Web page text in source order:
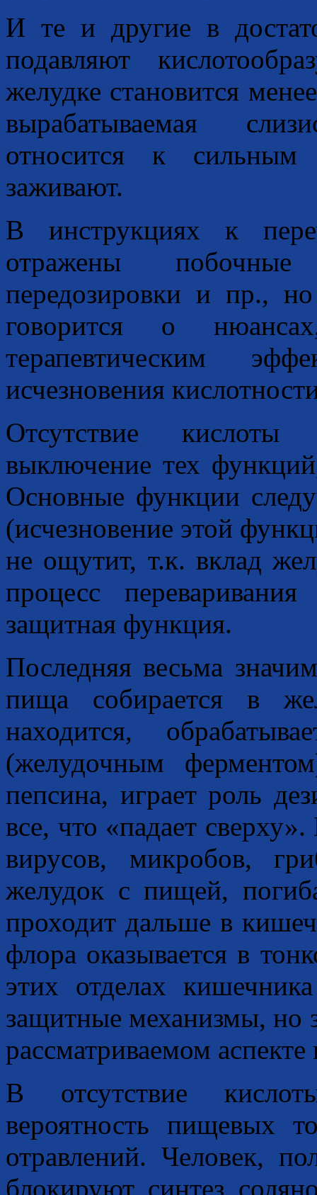
И те и другие в
подавляют
желудке становится
вырабатываемая
относится к сильным
заживают.
В инструкциях к
отражены побочные
передозировки и пр.,
говорится о
терапевтическим
исчезновения
Отсутствие
выключение тех
Основные функции
(исчезновение этой
не ощутит, т.к. вклад
процесс
защитная функция.
Последняя весьма
пища собирается в
находится,
(желудочным
пепсина, играет роль
все, что «падает
вирусов, микробов,
желудок с пищей,
проходит дальше в
флора оказывается в
этих отделах
защитные механизмы, но
рассматриваемом
В отсутствие
вероятность пищевых
отравлений. Человек,
блокируют синтез